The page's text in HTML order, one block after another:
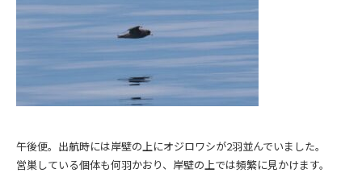
午後便。出航時には岸壁の上にオジロワシが2羽並んでいました。
営巣している個体も何羽かおり、岸壁の上では頻繁に見かけます。